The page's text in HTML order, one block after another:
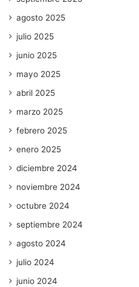
agosto 2025
julio 2025
junio 2025
mayo 2025
abril 2025
marzo 2025
febrero 2025
enero 2025
diciembre 2024
noviembre 2024
octubre 2024
septiembre 2024
agosto 2024
julio 2024
junio 2024